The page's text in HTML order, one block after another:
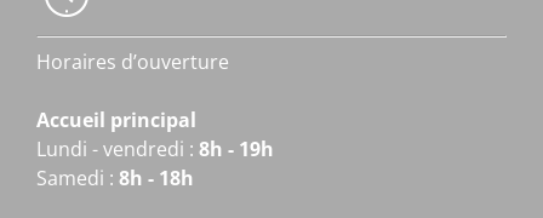
Horaires d’ouverture
Accueil principal
Lundi - vendredi : 8h - 19h
Samedi : 8h - 18h